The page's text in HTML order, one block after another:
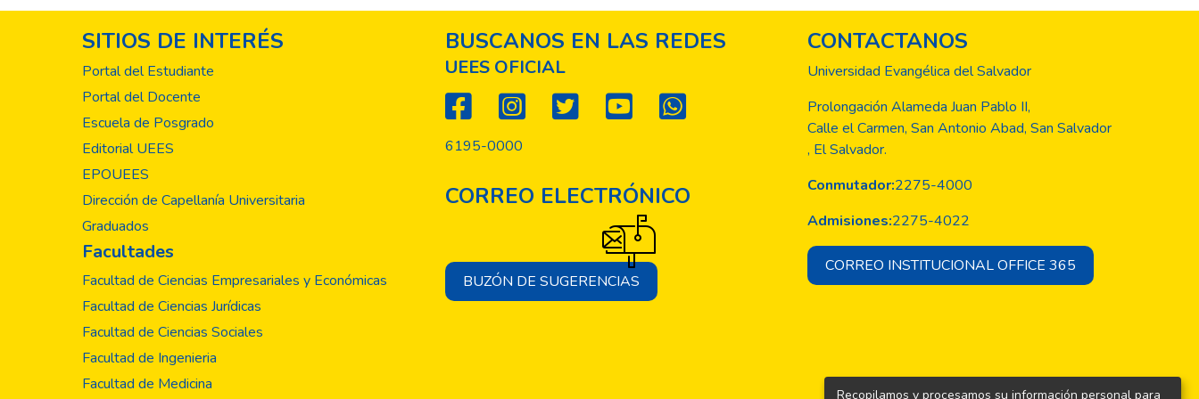
SITIOS DE INTERÉS
Portal del Estudiante
Portal del Docente
Escuela de Posgrado
Editorial UEES
EPOUEES
Dirección de Capellanía Universitaria
Graduados
Facultades
Facultad de Ciencias Empresariales y Económicas
Facultad de Ciencias Jurídicas
Facultad de Ciencias Sociales
Facultad de Ingenieria
Facultad de Medicina
BUSCANOS EN LAS REDES
UEES OFICIAL
6195-0000
CORREO ELECTRÓNICO
BUZÓN DE SUGERENCIAS
CONTACTANOS
Universidad Evangélica del Salvador
Prolongación Alameda Juan Pablo II,
Calle el Carmen, San Antonio Abad, San Salvador
, El Salvador.
Conmutador:2275-4000
Admisiones:2275-4022
CORREO INSTITUCIONAL OFFICE 365
Recopilamos y procesamos su información personal para